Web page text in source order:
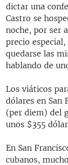
dictar una
Castro se
noche, por ser
precio especial,
quedarse las
hablando de
Los viáticos
dólares en San
(per diem) del
unos $355
En San
cubanos,